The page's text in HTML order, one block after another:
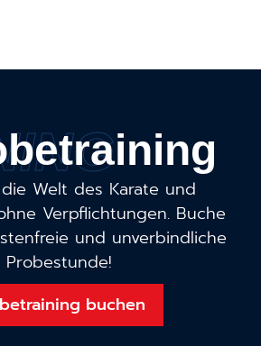
Welt des Karate und
Verpflichtungen. Buche
und unverbindliche
Probestunde!
buchen